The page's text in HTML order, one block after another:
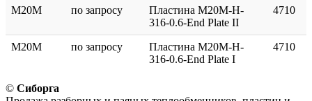
M20M по запросу
Пластина M20M-H-
316-0.6-End Plate II
4710
M20M по запросу
Пластина M20M-H-
316-0.6-End Plate I
4710
© Сиборга